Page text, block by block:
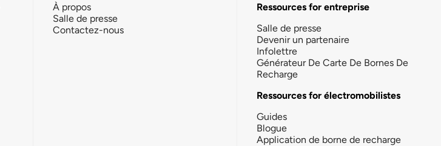
À propos
Salle de presse
Contactez-nous
Ressources for entreprise
Salle de presse
Devenir un partenaire
Infolettre
Générateur De Carte De Bornes De
Recharge
Ressources for électromobilistes
Guides
Blogue
Application de borne de recharge